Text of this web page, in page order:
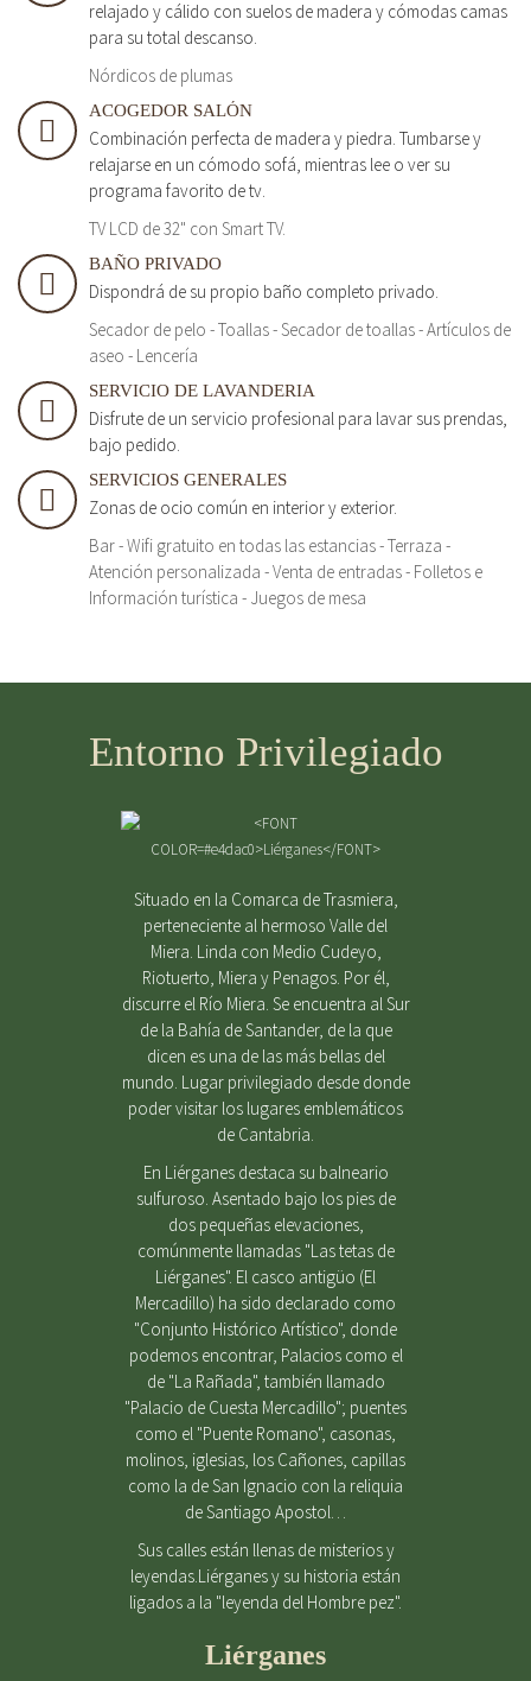
relajado y cálido con suelos de madera y cómodas camas
para su total descanso.
Nórdicos de plumas
ACOGEDOR SALÓN
Combinación perfecta de madera y piedra. Tumbarse y
relajarse en un cómodo sofá, mientras lee o ver su
programa favorito de tv.
TV LCD de 32" con Smart TV.
BAÑO PRIVADO
Dispondrá de su propio baño completo privado.
Secador de pelo - Toallas - Secador de toallas - Artículos de
aseo - Lencería
SERVICIO DE LAVANDERIA
Disfrute de un servicio profesional para lavar sus prendas,
bajo pedido.
SERVICIOS GENERALES
Zonas de ocio común en interior y exterior.
Bar - Wifi gratuito en todas las estancias - Terraza -
Atención personalizada - Venta de entradas - Folletos e
Información turística - Juegos de mesa
Entorno Privilegiado
Situado en la Comarca de Trasmiera,
perteneciente al hermoso Valle del
Miera. Linda con Medio Cudeyo,
Riotuerto, Miera y Penagos. Por él,
discurre el Río Miera. Se encuentra al Sur
de la Bahía de Santander, de la que
dicen es una de las más bellas del
mundo. Lugar privilegiado desde donde
poder visitar los lugares emblemáticos
de Cantabria.
En Liérganes destaca su balneario
sulfuroso. Asentado bajo los pies de
dos pequeñas elevaciones,
comúnmente llamadas "Las tetas de
Liérganes". El casco antigüo (El
Mercadillo) ha sido declarado como
"Conjunto Histórico Artístico", donde
podemos encontrar, Palacios como el
de "La Rañada", también llamado
"Palacio de Cuesta Mercadillo"; puentes
como el "Puente Romano", casonas,
molinos, iglesias, los Cañones, capillas
como la de San Ignacio con la reliquia
de Santiago Apostol…
Sus calles están llenas de misterios y
leyendas.Liérganes y su historia están
ligados a la "leyenda del Hombre pez".
Liérganes